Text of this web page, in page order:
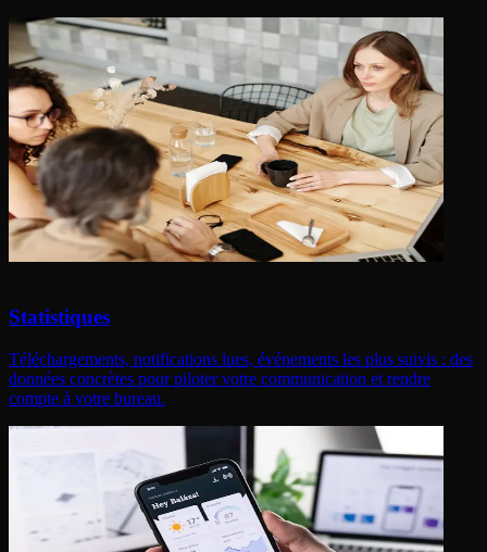
Statistiques
Téléchargements, notifications lues, événements les plus suivis : des
données concrètes pour piloter votre communication et rendre
compte à votre bureau.